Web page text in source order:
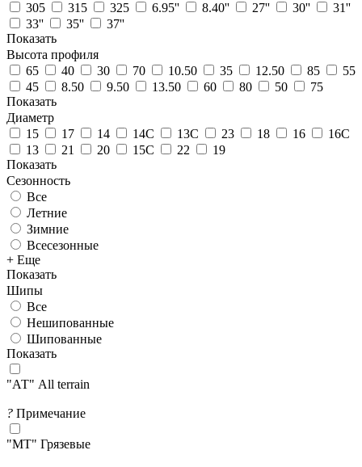
305
315 325 6.95'' 8.40'' 27'' 30''
31''
33''
35''
37''
Показать
Высота профиля
65
40 30 70 10.50 35 12.50 85
55
45
8.50 9.50 13.50 60 80 50
75
Показать
Диаметр
15
17 14 14C 13C 23 18 16
16C
13
21 20 15C 22
19
Показать
Сезонность
Все
Летние
Зимние
Всесезонные
+ Еще
Показать
Шипы
Все
Нешипованные
Шипованные
Показать
"АТ" All terrain
? Примечание
"МТ" Грязевые